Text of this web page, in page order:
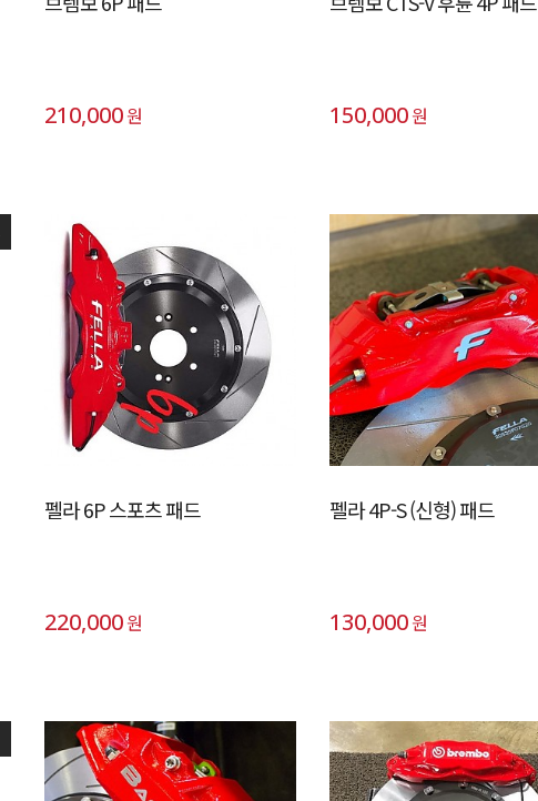
210,000원 150,000원
펠라 6P 스포츠 패드
220,000원
펠라 4P-S (신형) 패드
130,000원